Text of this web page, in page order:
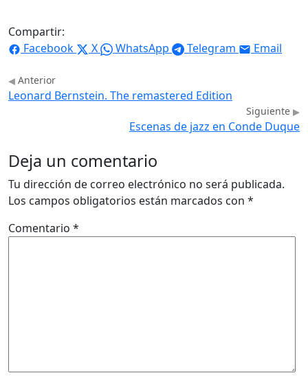
Compartir:
Facebook
X WhatsApp Telegram Email
Anterior
Leonard Bernstein. The remastered Edition
Siguiente
Escenas de jazz en Conde Duque
Deja un comentario
Tu dirección de correo electrónico no será publicada.
Los campos obligatorios están marcados con *
Comentario *